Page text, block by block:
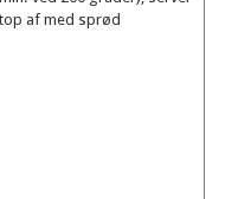
af med sprød